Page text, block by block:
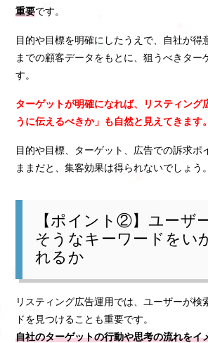
重要です。
目的や目標を明確にしたうえで、自社が得
までの顧客データをもとに、狙うべきター
す。
ターゲットが明確になれば、リスティング
うに伝えるべきか」も自然と見えてきます。
目的や目標、ターゲット、広告での訴求ポ
ままだと、集客効果は得られないでしょう。
【ポイント②】ユーザ
そうなキーワードをい
れるか
リスティング広告運用では、ユーザーが検
ドを見つけることも重要です。
自社のターゲットの行動や思考の流れをイ